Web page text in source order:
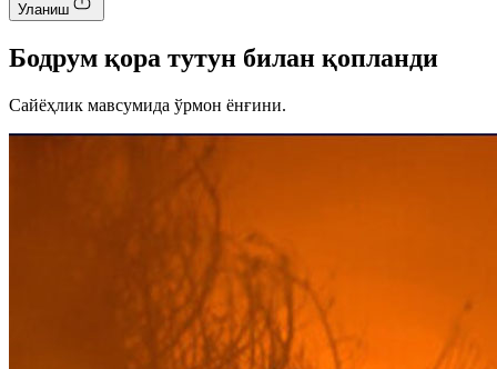
Уланиш
Бодрум қора тутун билан қопланди
Сайёҳлик мавсумида ўрмон ёнғини.